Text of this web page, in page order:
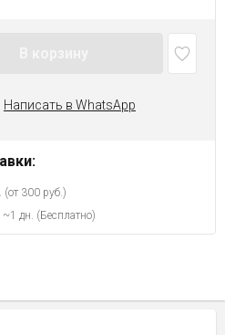
Написать в WhatsApp
(от 300 руб.)
~1 дн. (Бесплатно)